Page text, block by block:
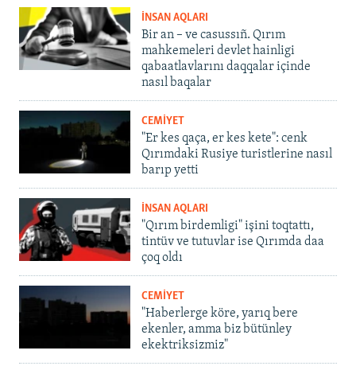
İNSAN AQLARI
Bir an – ve casussıñ. Qırım
mahkemeleri devlet hainligi
qabaatlavlarını daqqalar içinde
nasıl baqalar
CEMİYET
"Er kes qaça, er kes kete": cenk
Qırımdaki Rusiye turistlerine nasıl
barıp yetti
İNSAN AQLARI
"Qırım birdemligi" işini toqtattı,
tintüv ve tutuvlar ise Qırımda daa
çoq oldı
CEMİYET
"Haberlerge köre, yarıq bere
ekenler, amma biz bütünley
ekektriksizmiz"